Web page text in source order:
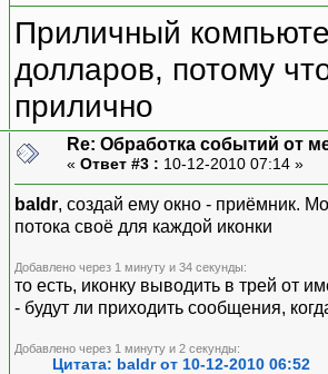
Приличный
долларов, потому
прилично
Re: Обработка событий от
« Ответ #3 : 10-12-2010 07:14 »
baldr, создай ему окно - приёмник.
потока своё для каждой иконки
Добавлено через 1 минуту и 34 секунды:
то есть, иконку выводить в трей от
- будут ли приходить сообщения,
Добавлено через 1 минуту и 2 секунды:
Цитата: baldr от 10-12-2010 06:52